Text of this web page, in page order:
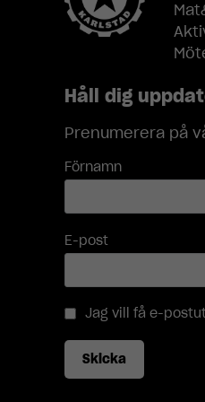
Håll dig
Prenumerera på
Förnamn
E-post
Jag vill få e-
Skicka